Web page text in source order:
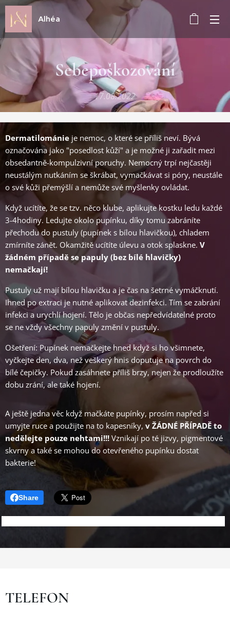
Alhéa
Sebepoškozování
17.08.2022
Dermatilománie je nemoc, o které se příliš neví. Bývá
označována jako "posedlost kůží" a je možné ji zařadit mezi
obsedantně-kompulzivní poruchy. Nemocný trpí nejčastěji
neustálým nutkáním se škrábat, vymačkávat si póry, neustále
o své kůži přemýšlí a nemůže své myšlenky ovládat.
Když ucítíte, že se tzv. něco klube, aplikujte kostku ledu každé
3-4hodiny. Ledujte okolo pupínku, díky tomu zabráníte
přechodu do pustuly (pupínek s bílou hlavičkou), chladem
zmírníte zánět. Okamžitě ucítíte úlevu a otok splaskne. V
žádném případě se papuly (bez bílé hlavičky)
nemačkají!
Pustuly už mají bílou hlavičku a je čas na šetrné vymáčknutí.
Ihned po extraci je nutné aplikovat dezinfekci. Tím se zabrání
infekci a urychlí hojení. Tělo je občas nepředvídatelné proto
se ne vždy všechny papuly změní v pustuly.
Ošetření: Pupínek nemačkejte hned když si ho všimnete,
vyčkejte den, dva, než veškerý hnis doputuje na povrch do
bílé čepičky. Pokud zasáhnete příliš brzy, nejen že prodloužíte
dobu zrání, ale také hojení.
A ještě jedna věc když mačkáte pupínky, prosím napřed si
umyjte ruce a použijte na to kapesníky, v ŽÁDNÉ PŘÍPADĚ to
nedělejte pouze nehtami!!! Vznikají po té jizvy, pigmentové
skvrny a také se mohou do otevřeného pupínku dostat
bakterie!
Share
TELEFON